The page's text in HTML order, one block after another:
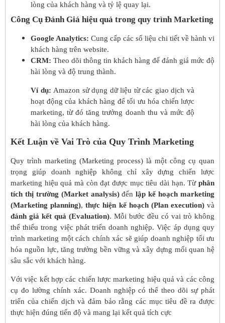
lòng của khách hàng và tỷ lệ quay lại.
Công Cụ Đánh Giá hiệu quả trong quy trình Marketing
Google Analytics: Cung cấp các số liệu chi tiết về hành vi
khách hàng trên website.
CRM: Theo dõi thông tin khách hàng để đánh giá mức độ
hài lòng và độ trung thành.
Ví dụ: Amazon sử dụng dữ liệu từ các giao dịch và
hoạt động của khách hàng để tối ưu hóa chiến lược
marketing, từ đó tăng trưởng doanh thu và mức độ
hài lòng của khách hàng.
Kết Luận về Vai Trò của Quy Trình Marketing
Quy trình marketing (Marketing process) là một công cụ quan
trọng giúp doanh nghiệp không chỉ xây dựng chiến lược
marketing hiệu quả mà còn đạt được mục tiêu dài hạn. Từ phân
tích thị trường (Market analysis)đếnlập kế hoạch marketing
(Marketing planning),thực hiện kế hoạch (Plan execution)và
đánh giá kết quả (Evaluation). Mỗi bước đều có vai trò không
thể thiếu trong việc phát triển doanh nghiệp. Việc áp dụng quy
trình marketing một cách chính xác sẽ giúp doanh nghiệp tối ưu
hóa nguồn lực, tăng trưởng bền vững và xây dựng mối quan hệ
sâu sắc với khách hàng.
Với việc kết hợp các chiến lược marketing hiệu quả và các công
cụ đo lường chính xác. Doanh nghiệp có thể theo dõi sự phát
triển của chiến dịch và đảm bảo rằng các mục tiêu đề ra được
thực hiện đúng tiến độ và mang lại kết quả tích cực